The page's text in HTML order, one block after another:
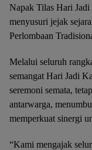
Napak Tilas Hari Jadi
menyusuri jejak
Perlombaan
Melalui seluruh
semangat Hari Jadi
seremoni semata,
antarwarga,
memperkuat sinergi
“Kami mengajak